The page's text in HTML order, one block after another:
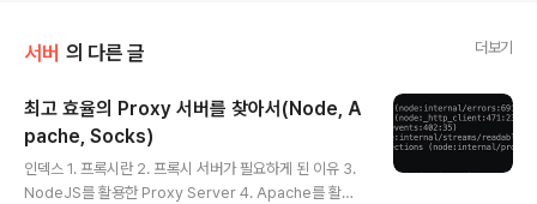
서버 의 다른 글 더보기
최고 효율의 Proxy 서버를 찾아서(Node, A
pache, Socks)
인덱스 1. 프록시란 2. 프록시 서버가 필요하게 된 이유 3.
NodeJS를 활용한 Proxy Server 4. Apache를 활용